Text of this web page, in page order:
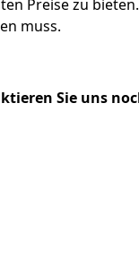
Preise zu bieten.
muss.
Sie uns